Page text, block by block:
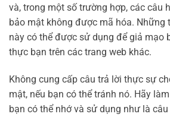
và, trong một số trường hợp, các câu
bảo mật không được mã hóa. Những
này có thể được sử dụng để giả mạo
thực bạn trên các trang web khác.
Không cung cấp câu trả lời thực sự
mật, nếu bạn có thể tránh nó. Hãy
bạn có thể nhớ và sử dụng như là